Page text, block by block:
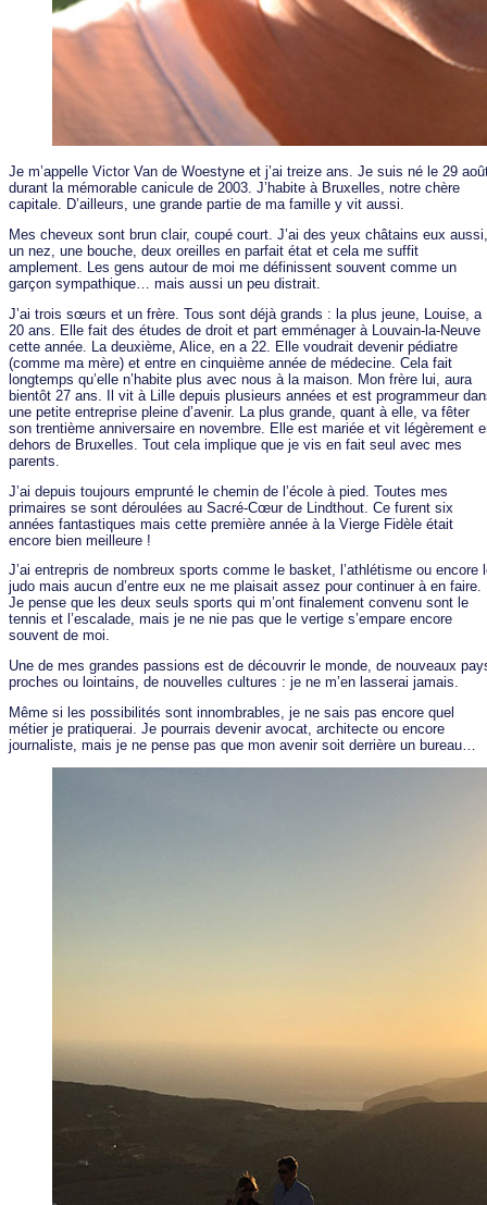
Je m’appelle Victor Van de Woestyne et j’ai treize ans. Je suis né le 29
durant la mémorable canicule de 2003. J’habite à Bruxelles, notre chère
capitale. D’ailleurs, une grande partie de ma famille y vit aussi.
Mes cheveux sont brun clair, coupé court. J’ai des yeux châtains eux aussi,
un nez, une bouche, deux oreilles en parfait état et cela me suffit
amplement. Les gens autour de moi me définissent souvent comme un
garçon sympathique… mais aussi un peu distrait.
J’ai trois sœurs et un frère. Tous sont déjà grands : la plus jeune, Louise, a
20 ans. Elle fait des études de droit et part emménager à Louvain-la-Neuve
cette année. La deuxième, Alice, en a 22. Elle voudrait devenir pédiatre
(comme ma mère) et entre en cinquième année de médecine. Cela fait
longtemps qu’elle n’habite plus avec nous à la maison. Mon frère lui, aura
bientôt 27 ans. Il vit à Lille depuis plusieurs années et est programmeur
une petite entreprise pleine d’avenir. La plus grande, quant à elle, va fêter
son trentième anniversaire en novembre. Elle est mariée et vit légèrement
dehors de Bruxelles. Tout cela implique que je vis en fait seul avec mes
parents.
J’ai depuis toujours emprunté le chemin de l’école à pied. Toutes mes
primaires se sont déroulées au Sacré-Cœur de Lindthout. Ce furent six
années fantastiques mais cette première année à la Vierge Fidèle était
encore bien meilleure !
J’ai entrepris de nombreux sports comme le basket, l’athlétisme ou encore
judo mais aucun d’entre eux ne me plaisait assez pour continuer à en faire.
Je pense que les deux seuls sports qui m’ont finalement convenu sont le
tennis et l’escalade, mais je ne nie pas que le vertige s’empare encore
souvent de moi.
Une de mes grandes passions est de découvrir le monde, de nouveaux
proches ou lointains, de nouvelles cultures : je ne m’en lasserai jamais.
Même si les possibilités sont innombrables, je ne sais pas encore quel
métier je pratiquerai. Je pourrais devenir avocat, architecte ou encore
journaliste, mais je ne pense pas que mon avenir soit derrière un bureau…